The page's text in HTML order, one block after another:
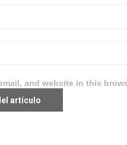
and website in this